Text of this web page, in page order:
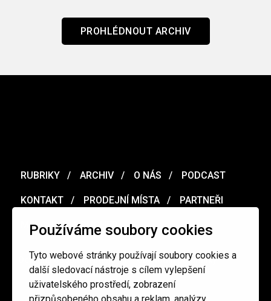
Používáme soubory cookies
Tyto webové stránky používají soubory cookies a
další sledovací nástroje s cílem vylepšení
uživatelského prostředí, zobrazení
PROHLÉDNOUT ARCHIV
RUBRIKY ARCHIV O NÁS PODCAST
KONTAKT PRODEJNÍ MÍSTA PARTNEŘI
MERCH VOUCHER
Ochrana osobních údajů / Obchodní podmínky